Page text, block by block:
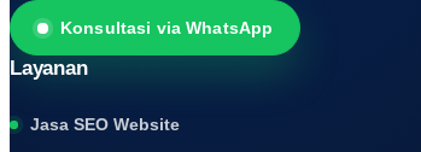
Konsultasi via WhatsApp
Layanan
Jasa SEO Website